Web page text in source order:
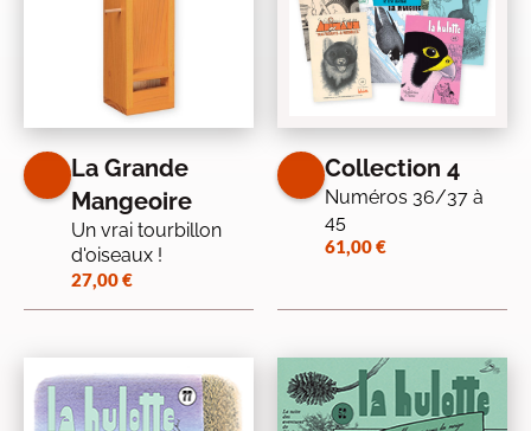
La Grande
Mangeoire
Un vrai tourbillon
d'oiseaux !
27,00€
Collection 4
Numéros 36/37 à
45
61,00€